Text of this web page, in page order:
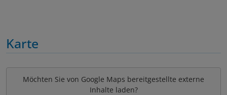
Karte
Möchten Sie von Google Maps bereitgestellte externe
Inhalte laden?